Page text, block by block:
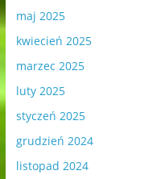
maj 2025
kwiecień 2025
marzec 2025
luty 2025
styczeń 2025
grudzień 2024
listopad 2024